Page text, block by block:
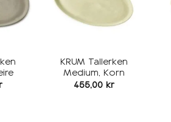
KRUM Tallerken
Medium, Korn
455,00 kr